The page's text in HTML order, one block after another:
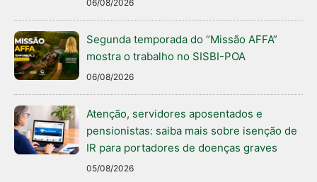
06/08/2026
Segunda temporada do “Missão AFFA”
mostra o trabalho no SISBI-POA
06/08/2026
Atenção, servidores aposentados e
pensionistas: saiba mais sobre isenção de
IR para portadores de doenças graves
05/08/2026